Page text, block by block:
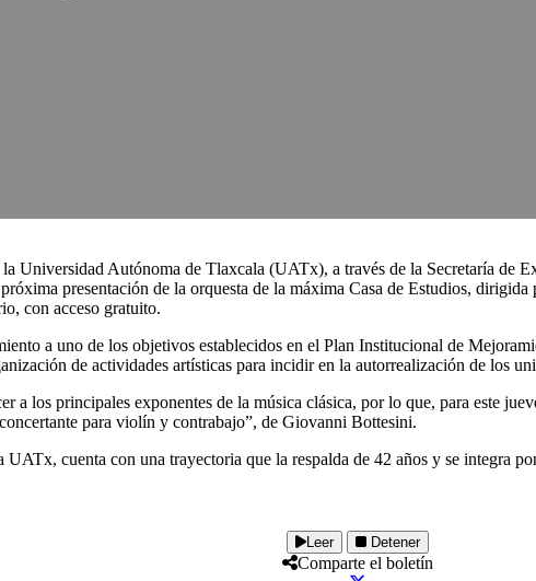
Universidad Autónoma de Tlaxcala (UATx), a través de la Secretaría
presentación de la orquesta de la máxima Casa de Estudios,
con acceso gratuito.
a uno de los objetivos establecidos en el Plan Institucional de
de actividades artísticas para incidir en la autorrealización de los
a los principales exponentes de la música clásica, por lo que, para este
para violín y contrabajo”, de Giovanni Bottesini.
cuenta con una trayectoria que la respalda de 42 años y se integra
Leer Detener
Comparte el boletín